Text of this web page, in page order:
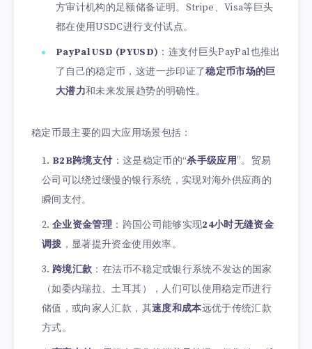
方审计机构的足额储备证明。Stripe、Visa等巨头
都在使用USDC进行支付试点。
PayPal USD (PYUSD) ：连支付巨头PayPal也推出
了自己的稳定币，这进一步印证了稳定币市场的巨
大潜力和未来发展趋势的明确性。
稳定币最主要的四大应用场景包括：
B2B跨境支付 ：这是稳定币的“杀手级应用”。贸易
公司可以绕过缓慢的银行系统，实现对海外供应商的
瞬间支付。
企业资金管理 ：跨国公司能够实现24小时无缝资金
调拨 ，显著提升资金使用效率。
跨境汇款 ：在法币不稳定或银行系统不发达的国家
（如委内瑞拉、土耳其），人们可以使用稳定币进行
储值，或向家人汇款，其速度和成本远优于传统汇款
方式。